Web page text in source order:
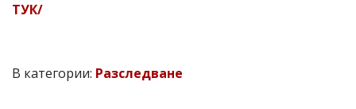
ТУК/
В категории: Разследване